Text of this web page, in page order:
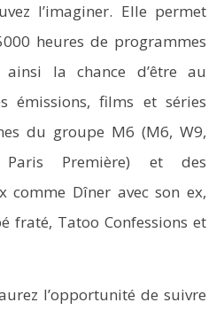
l’imaginer. Elle permet
heures de programmes
ainsi la chance d’être au
émissions, films et séries
du groupe M6 (M6, W9,
Première) et des
comme Dîner avec son ex,
fraté, Tatoo Confessions et
l’opportunité de suivre